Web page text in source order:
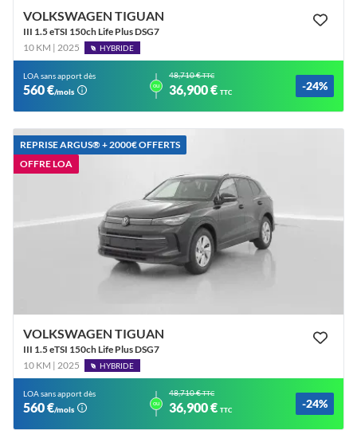
VOLKSWAGEN TIGUAN
III 1.5 eTSI 150ch Life Plus DSG7
10 KM | 2025
HYBRIDE
LOA sans apport dès
560 €/mois
ou
48,710 €TTC
36,900 € TTC -24%
REPRISE ARGUS®️ + 2000€ OFFERTS
OFFRE LOA
VOLKSWAGEN TIGUAN
III 1.5 eTSI 150ch Life Plus DSG7
10 KM | 2025
HYBRIDE
LOA sans apport dès
560 €/mois
ou
48,710 €TTC
36,900 € TTC -24%